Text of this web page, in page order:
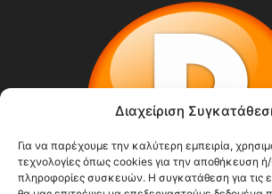
Διαχείριση
Για να παρέχουμε την καλύτερη εμπειρία,
τεχνολογίες όπως cookies για την αποθήκευση
πληροφορίες συσκευών. Η συγκατάθεση για τις